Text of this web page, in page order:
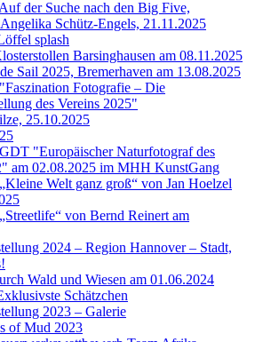
der Suche nach den Big Five,
Schütz-Engels, 21.11.2025
splash
Barsinghausen am 08.11.2025
Sail 2025, Bremerhaven am 13.08.2025
Fotografie – Die
des Vereins 2025"
25.10.2025
"Europäischer Naturfotograf des
am 02.08.2025 im MHH KunstGang
Welt ganz groß“ von Jan Hoelzel
von Bernd Reinert am
2024 – Region Hannover – Stadt,
Wald und Wiesen am 01.06.2024
Schätzchen
2023 – Galerie
of Mud 2023